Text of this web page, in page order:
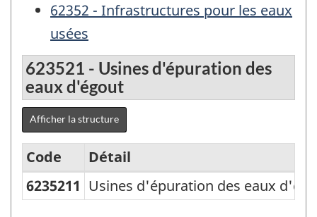
62352 - Infrastructures pour les eaux
usées
623521 - Usines d'épuration des
eaux d'égout
Afficher la structure
Système
Code
Détail
6235211 Usines d'épuration des eaux